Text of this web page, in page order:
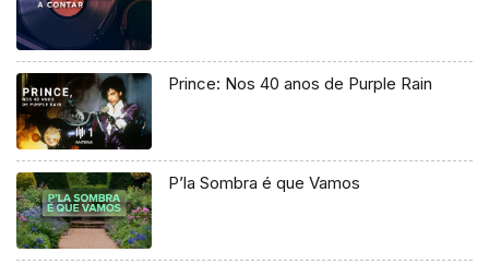
Prince: Nos 40 anos de Purple Rain
P’la Sombra é que Vamos